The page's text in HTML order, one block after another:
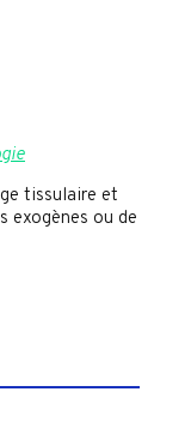
tissulaire et
exogènes ou de